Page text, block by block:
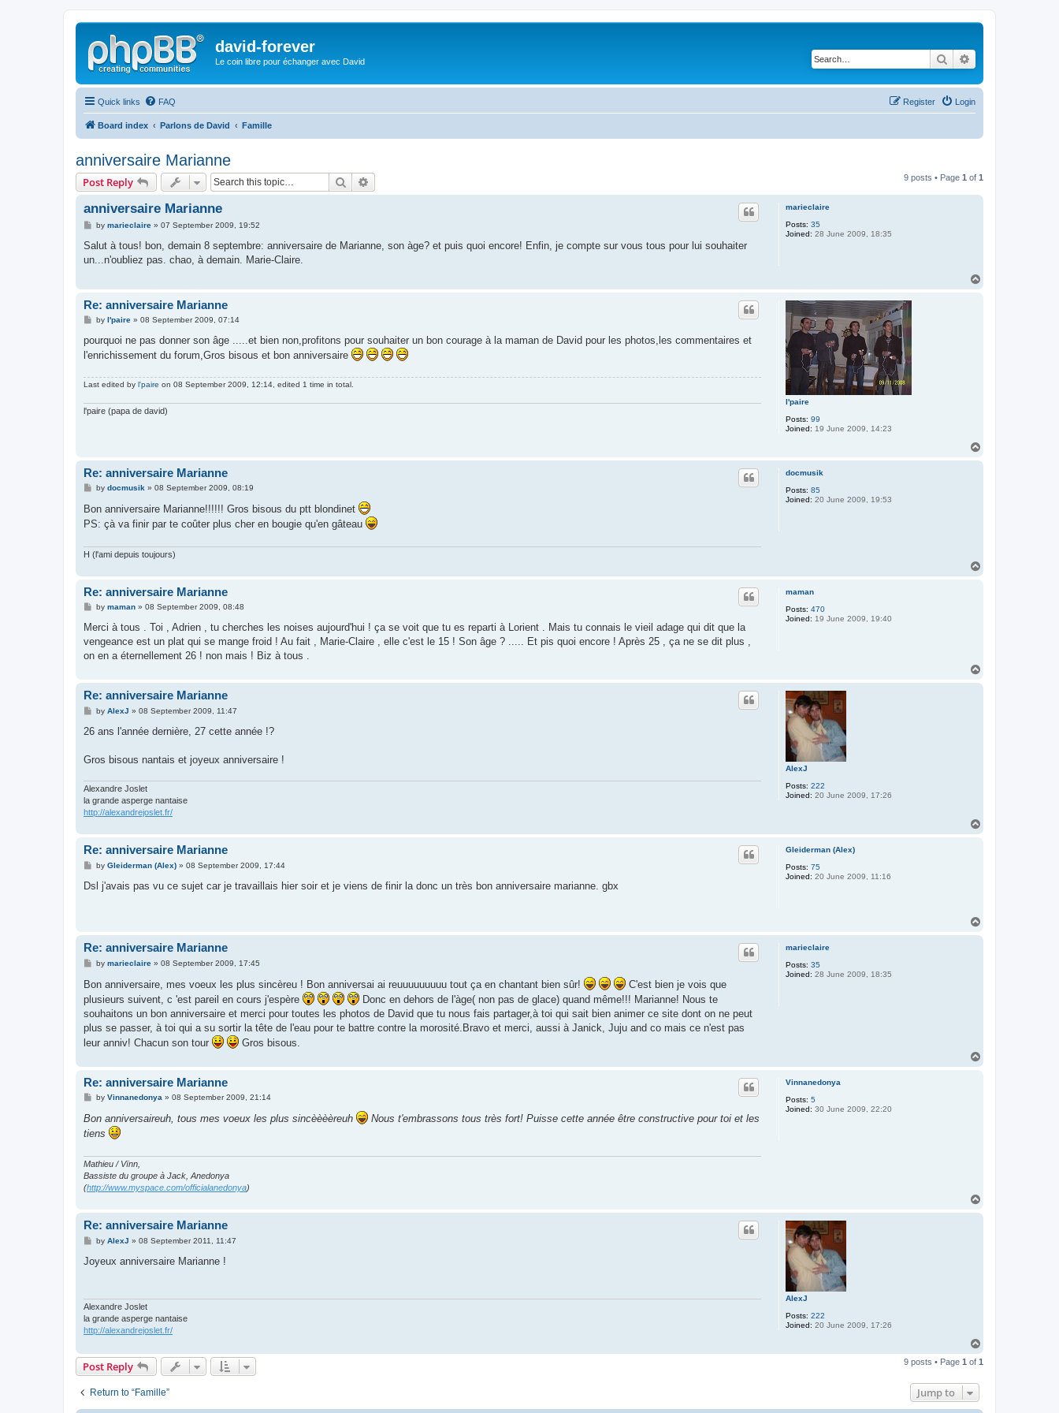
david-forever
Le coin libre pour échanger avec David Search
Quick links FAQ Login
Register
Board index Parlons de David Famille
anniversaire Marianne
Post Reply Search 9 posts • Page 1 of 1
marieclaire
Posts: 35
Joined: 28 June 2009, 18:35
anniversaire Marianne
P
s
by marieclaire» 07 September 2009, 19:52
Salut à tous! bon, demain 8 septembre: anniversaire de Marianne, son àge? et puis quoi encore! Enfin, je compte sur vous tous pour lui souhaiter
un...n'oubliez pas. chao, à demain. Marie-Claire.
l'paire
Posts: 99
Joined: 19 June 2009, 14:23
Re: anniversaire Marianne
P
s
by l'paire» 08 September 2009, 07:14
pourquoi ne pas donner son âge .....et bien non,profitons pour souhaiter un bon courage à la maman de David pour les photos,les commentaires et
l'enrichissement du forum,Gros bisous et bon anniversaire
Last edited by l'paire on 08 September 2009, 12:14, edited 1 time in total.
l'paire (papa de david)
docmusik
Posts: 85
Joined: 20 June 2009, 19:53
Re: anniversaire Marianne
P
s
t
by docmusik » 08 September 2009, 08:19
Bon anniversaire Marianne!!!!!! Gros bisous du ptt blondinet
PS: çà va finir par te coûter plus cher en bougie qu'en gâteau
H (l'ami depuis toujours)
maman
Posts: 470
Joined: 19 June 2009, 19:40
Re: anniversaire Marianne
P
s
by maman» 08 September 2009, 08:48
Merci à tous . Toi , Adrien , tu cherches les noises aujourd'hui ! ça se voit que tu es reparti à Lorient . Mais tu connais le vieil adage qui dit que la
vengeance est un plat qui se mange froid ! Au fait , Marie-Claire , elle c'est le 15 ! Son âge ? ..... Et pis quoi encore ! Après 25 , ça ne se dit plus ,
on en a éternellement 26 ! non mais ! Biz à tous .
AlexJ
Posts: 222
Joined: 20 June 2009, 17:26
Re: anniversaire Marianne
P
s
by AlexJ » 08 September 2009, 11:47
26 ans l'année dernière, 27 cette année !?
Gros bisous nantais et joyeux anniversaire !
Alexandre Joslet
la grande asperge nantaise
http://alexandrejoslet.fr/
Gleiderman (Alex)
Posts: 75
Joined: 20 June 2009, 11:16
Re: anniversaire Marianne
P
s
by Gleiderman (Alex)» 08 September 2009, 17:44
Dsl j'avais pas vu ce sujet car je travaillais hier soir et je viens de finir la donc un très bon anniversaire marianne. gbx
marieclaire
Posts: 35
Joined: 28 June 2009, 18:35
Re: anniversaire Marianne
P
s
t
by marieclaire» 08 September 2009, 17:45
Bon anniversaire, mes voeux les plus sincèreu ! Bon anniversai ai reuuuuuuuuu tout ça en chantant bien sûr!
C'est bien je vois que
plusieurs suivent, c 'est pareil en cours j'espère
Donc en dehors de l'àge( non pas de glace) quand même!!! Marianne! Nous te
souhaitons un bon anniversaire et merci pour toutes les photos de David que tu nous fais partager,à toi qui sait bien animer ce site dont on ne peut
plus se passer, à toi qui a su sortir la tête de l'eau pour te battre contre la morosité.Bravo et merci, aussi à Janick, Juju and co mais ce n'est pas
leur anniv! Chacun son tour
Gros bisous.
Vinnanedonya
Posts: 5
Joined: 30 June 2009, 22:20
Re: anniversaire Marianne
P
s
by Vinnanedonya» 08 September 2009, 21:14
Bon anniversaireuh, tous mes voeux les plus sincèèèèreuh
Nous t'embrassons tous très fort! Puisse cette année être constructive pour toi et les
tiens
Mathieu / Vïnn,
Bassiste du groupe à Jack, Anedonya
(http://www.myspace.com/officialanedonya)
AlexJ
Posts: 222
Joined: 20 June 2009, 17:26
Re: anniversaire Marianne
P
s
t
by AlexJ » 08 September 2011, 11:47
Joyeux anniversaire Marianne !
Alexandre Joslet
la grande asperge nantaise
http://alexandrejoslet.fr/
p
Post Reply 9 posts • Page 1 of 1
Return to “Famille” Jump to